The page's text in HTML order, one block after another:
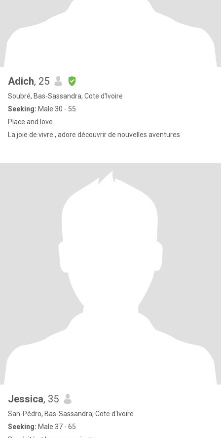
Adich, 25
Soubré, Bas-Sassandra, Cote d'Ivoire
Seeking: Male 30 - 55
Place and love
La joie de vivre , adore découvrir de nouvelles aventures
Jessica, 35
San-Pédro, Bas-Sassandra, Cote d'Ivoire
Seeking: Male 37 - 65